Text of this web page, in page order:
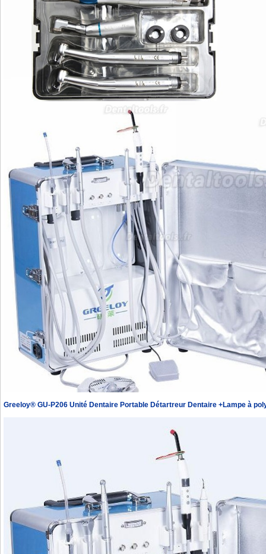
Greeloy® GU-P206 Unité Dentaire Portable Détartreur Dentaire +Lampe à